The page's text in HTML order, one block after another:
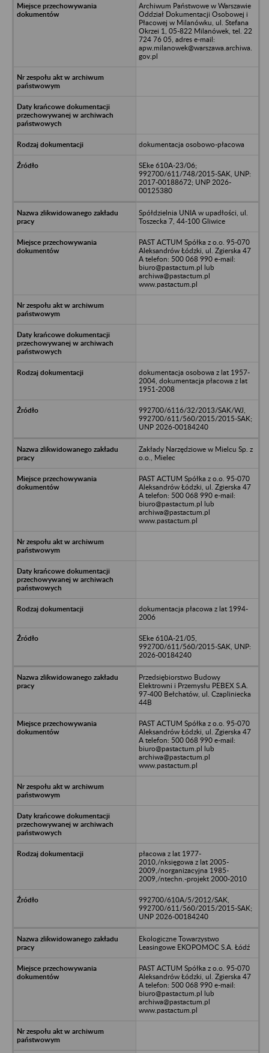
Archiwum Państwowe w Warszawie
Oddział Dokumentacji Osobowej i
Płacowej w Milanówku, ul. Stefana
Okrzei 1, 05-822 Milanówek, tel. 22
724 76 05, adres e-mail:
apw.milanowek@warszawa.archiwa.
gov.pl
dokumentacja osobowo-płacowa
SEke 610A-23/06;
992700/611/748/2015-SAK, UNP:
2017-00188672; UNP 2026-
00125380
Spółdzielnia UNIA w upadłości, ul.
Toszecka 7, 44-100 Gliwice
PAST ACTUM Spółka z o.o. 95-070
Aleksandrów Łódzki, ul. Zgierska 47
A telefon: 500 068 990 e-mail:
biuro@pastactum.pl lub
archiwa@pastactum.pl
www.pastactum.pl
dokumentacja osobowa z lat 1957-
2004, dokumentacja płacowa z lat
1951-2008
992700/6116/32/2013/SAK/WJ,
992700/611/560/2015/2015-SAK;
UNP 2026-00184240
Zakłady Narzędziowe w Mielcu Sp. z
o.o., Mielec
PAST ACTUM Spółka z o.o. 95-070
Aleksandrów Łódzki, ul. Zgierska 47
A telefon: 500 068 990 e-mail:
biuro@pastactum.pl lub
archiwa@pastactum.pl
www.pastactum.pl
dokumentacja płacowa z lat 1994-
2006
SEke 610A-21/05,
992700/611/560/2015-SAK, UNP:
2026-00184240
Przedsiębiorstwo Budowy
Elektrowni i Przemysłu PEBEX S.A.
97-400 Bełchatów, ul. Czapliniecka
44B
PAST ACTUM Spółka z o.o. 95-070
Aleksandrów Łódzki, ul. Zgierska 47
A telefon: 500 068 990 e-mail:
biuro@pastactum.pl lub
archiwa@pastactum.pl
www.pastactum.pl
płacowa z lat 1977-
2010,/nksięgowa z lat 2005-
2009,/norganizacyjna 1985-
2009,/ntechn.-projekt 2000-2010
992700/610A/5/2012/SAK,
992700/611/560/2015/2015-SAK;
UNP 2026-00184240
Ekologiczne Towarzystwo
Leasingowe EKOPOMOC S.A. Łódź
PAST ACTUM Spółka z o.o. 95-070
Aleksandrów Łódzki, ul. Zgierska 47
A telefon: 500 068 990 e-mail:
biuro@pastactum.pl lub
archiwa@pastactum.pl
www.pastactum.pl